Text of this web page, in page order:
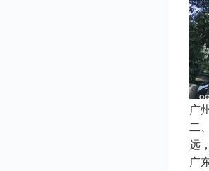
广
二
远
广